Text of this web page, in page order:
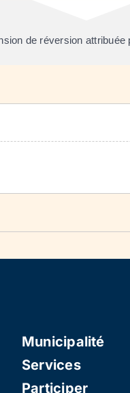
de réversion attribuée
Municipalité
Services
Participer